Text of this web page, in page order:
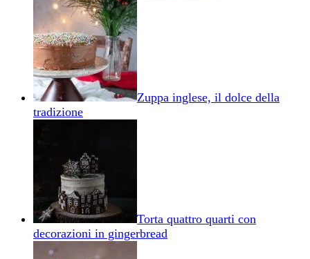
Zuppa inglese, il dolce della
tradizione
Torta quattro quarti con
decorazioni in gingerbread